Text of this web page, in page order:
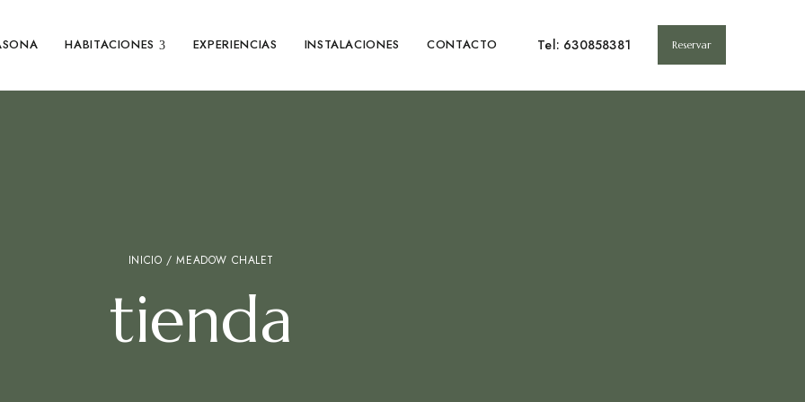
HABITACIONES EXPERIENCIAS INSTALACIONES CONTACTO Tel: 630858381 Reservar
INICIO / MEADOW CHALET
tienda